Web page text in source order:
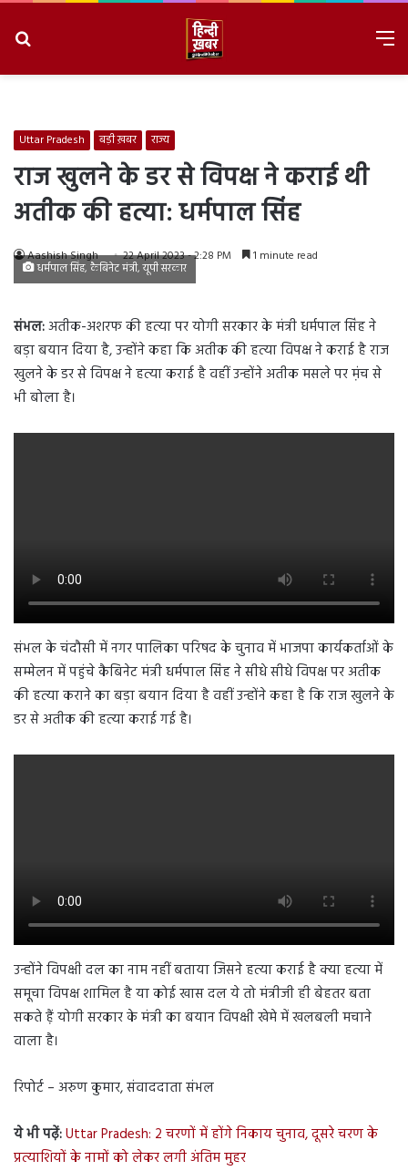
Uttar Pradesh बड़ी ख़बर राज्य
राज खुलने के डर से विपक्ष ने कराई थी
अतीक की हत्या: धर्मपाल सिंह
Aashish Singh 22 April 2023 - 2:28 PM 1 minute read
धर्मपाल सिंह, कैबिनेट मंत्री, यूपी सरकार
संभल:अतीक-अशरफ की हत्या पर योगी सरकार के मंत्री धर्मपाल सिंह ने
बड़ा बयान दिया है, उन्होंने कहा कि अतीक की हत्या विपक्ष ने कराई है राज
खुलने के डर से विपक्ष ने हत्या कराई है वहीं उन्होंने अतीक मसले पर म़ंच से
भी बोला है।
संभल के चंदौसी में नगर पालिका परिषद के चुनाव में भाजपा कार्यकर्ताओं के
सम्मेलन में पहुंचे कैबिनेट मंत्री धर्मपाल सिंह ने सीधे सीधे विपक्ष पर अतीक
की हत्या कराने का बड़ा बयान दिया है वहीं उन्होंने कहा है कि राज खुलने के
डर से अतीक की हत्या कराई गई है।
उन्होंने विपक्षी दल का नाम नहीं बताया जिसने हत्या कराई है क्या हत्या में
समूचा विपक्ष शामिल है या कोई खास दल ये तो मंत्रीजी ही बेहतर बता
सकते ह़ैं योगी सरकार के मंत्री का बयान विपक्षी खेमे में खलबली मचाने
वाला है।
रिपोर्ट – अरुण कुमार, संवाददाता संभल
ये भी पढ़ें:Uttar Pradesh: 2 चरणों में होंगे निकाय चुनाव, दूसरे चरण के
प्रत्याशियों के नामों को लेकर लगी अंतिम मुहर